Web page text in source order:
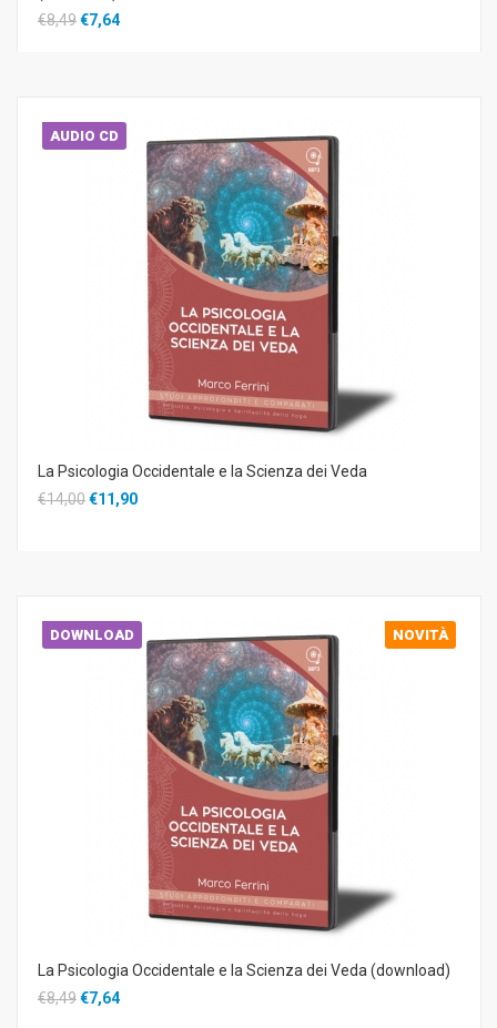
€8,49€7,64
AUDIO CD
La Psicologia Occidentale e la Scienza dei Veda
€14,00€11,90
DOWNLOAD NOVITÀ
La Psicologia Occidentale e la Scienza dei Veda (download)
€8,49€7,64